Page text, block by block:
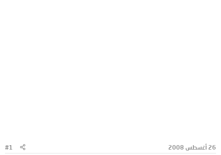
26 أغسطس 2008 #1